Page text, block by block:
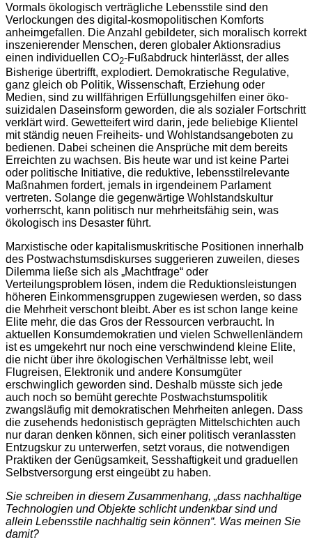
Vormals ökologisch verträgliche Lebensstile sind den
Verlockungen des digital-kosmopolitischen Komforts
anheimgefallen. Die Anzahl gebildeter, sich moralisch korrekt
inszenierender Menschen, deren globaler Aktionsradius
einen individuellen CO2-Fußabdruck hinterlässt, der alles
Bisherige übertrifft, explodiert. Demokratische Regulative,
ganz gleich ob Politik, Wissenschaft, Erziehung oder
Medien, sind zu willfährigen Erfüllungsgehilfen einer öko-
suizidalen Daseinsform geworden, die als sozialer Fortschritt
verklärt wird. Gewetteifert wird darin, jede beliebige Klientel
mit ständig neuen Freiheits- und Wohlstandsangeboten zu
bedienen. Dabei scheinen die Ansprüche mit dem bereits
Erreichten zu wachsen. Bis heute war und ist keine Partei
oder politische Initiative, die reduktive, lebensstilrelevante
Maßnahmen fordert, jemals in irgendeinem Parlament
vertreten. Solange die gegenwärtige Wohlstandskultur
vorherrscht, kann politisch nur mehrheitsfähig sein, was
ökologisch ins Desaster führt.
Marxistische oder kapitalismuskritische Positionen innerhalb
des Postwachstumsdiskurses suggerieren zuweilen, dieses
Dilemma ließe sich als „Machtfrage“ oder
Verteilungsproblem lösen, indem die Reduktionsleistungen
höheren Einkommensgruppen zugewiesen werden, so dass
die Mehrheit verschont bleibt. Aber es ist schon lange keine
Elite mehr, die das Gros der Ressourcen verbraucht. In
aktuellen Konsumdemokratien und vielen Schwellenländern
ist es umgekehrt nur noch eine verschwindend kleine Elite,
die nicht über ihre ökologischen Verhältnisse lebt, weil
Flugreisen, Elektronik und andere Konsumgüter
erschwinglich geworden sind. Deshalb müsste sich jede
auch noch so bemüht gerechte Postwachstumspolitik
zwangsläufig mit demokratischen Mehrheiten anlegen. Dass
die zusehends hedonistisch geprägten Mittelschichten auch
nur daran denken können, sich einer politisch veranlassten
Entzugskur zu unterwerfen, setzt voraus, die notwendigen
Praktiken der Genügsamkeit, Sesshaftigkeit und graduellen
Selbstversorgung erst eingeübt zu haben.
Sie schreiben in diesem Zusammenhang, „dass nachhaltige
Technologien und Objekte schlicht undenkbar sind und
allein Lebensstile nachhaltig sein können“. Was meinen Sie
damit?